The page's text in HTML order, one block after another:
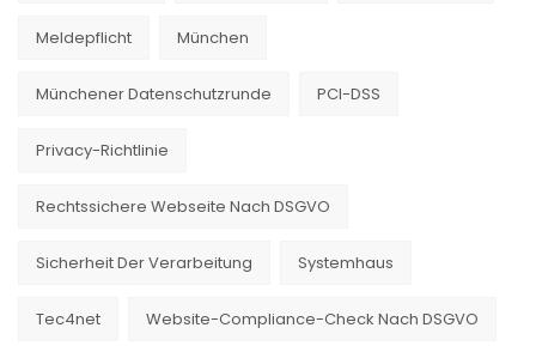
Meldepflicht München
Münchener Datenschutzrunde PCI-DSS
Privacy-Richtlinie
Rechtssichere Webseite Nach DSGVO
Sicherheit Der Verarbeitung Systemhaus
Tec4net Website-Compliance-Check Nach DSGVO